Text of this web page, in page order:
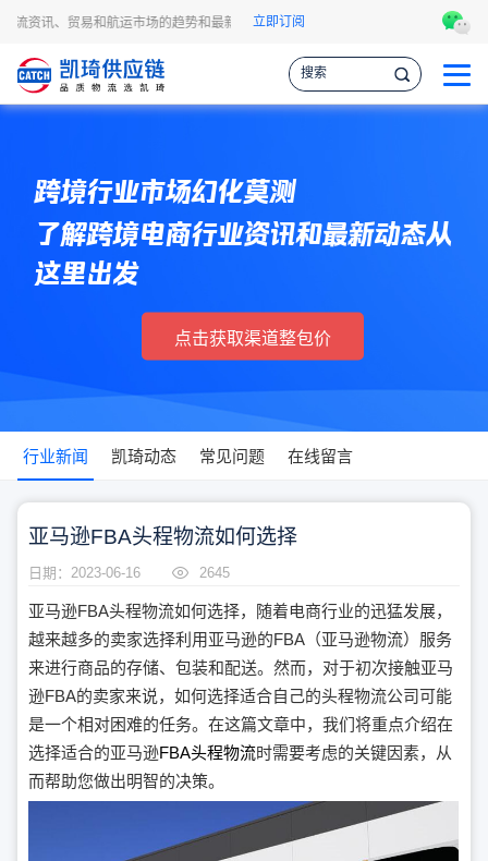
资讯、贸易和航运市场的趋势和最新事件，让您掌握各种情报，作出更明智的供
立即订阅
跨境行业市场幻化莫测
了解跨境电商行业资讯和最新动态从
这里出发
点击获取渠道整包价
行业新闻 凯琦动态 常见问题 在线留言
亚马逊FBA头程物流如何选择
日期：2023-06-16 2645
亚马逊FBA头程物流如何选择，随着电商行业的迅猛发展，
越来越多的卖家选择利用亚马逊的FBA（亚马逊物流）服务
来进行商品的存储、包装和配送。然而，对于初次接触亚马
逊FBA的卖家来说，如何选择适合自己的头程物流公司可能
是一个相对困难的任务。在这篇文章中，我们将重点介绍在
选择适合的亚马逊FBA头程物流时需要考虑的关键因素，从
而帮助您做出明智的决策。